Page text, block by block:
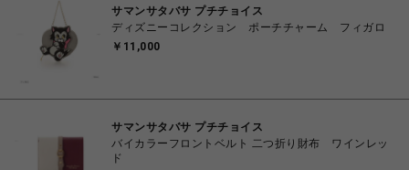
サマンサタバサ プチチョイス
ディズニーコレクション ポーチチャーム フィガロ
￥11,000
サマンサタバサ プチチョイス
バイカラーフロントベルト 二つ折り財布 ワインレッ
ド